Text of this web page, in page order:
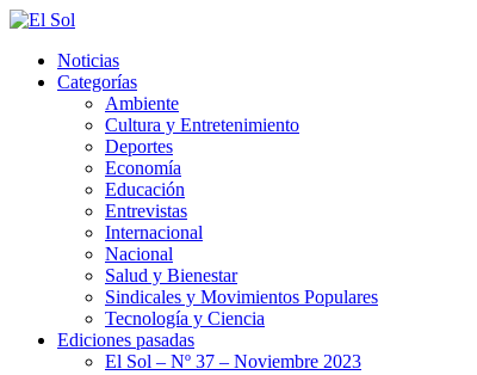
Saltar
contenidoNoticias
Categorías
Ambiente
Cultura y Entretenimiento
Deportes
Economía
Educación
Entrevistas
⁠Internacional
Nacional
⁠Salud y Bienestar
Sindicales y Movimientos Populares
Tecnología y Ciencia
Ediciones pasadas
El Sol – Nº 37 – Noviembre 2023